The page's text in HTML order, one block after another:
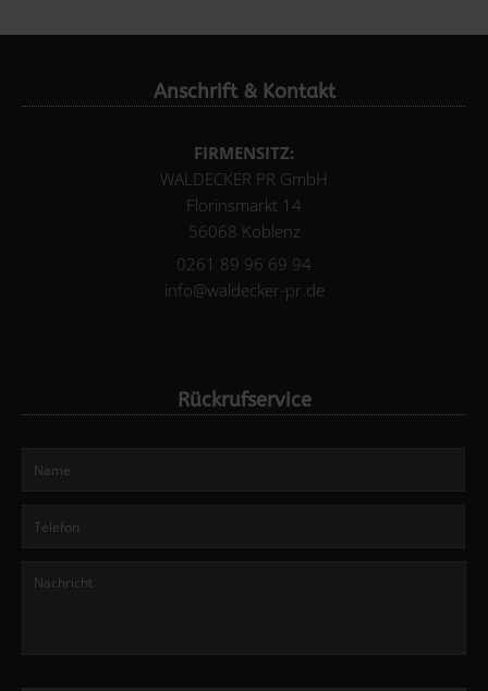
Anschrift & Kontakt
FIRMENSITZ:
WALDECKER PR GmbH
Florinsmarkt 14
56068 Koblenz
0261 89 96 69 94
info@waldecker-pr.de
Rückrufservice